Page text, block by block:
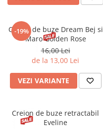
Masca buze
Machiaj Sprancene
Creion sprancene
Fard sprancene
Gel fixare sprancene
Gel/tus sprancene
Vopsea sprancene
Ser sprancene
-19%
Creion de buze Dream Bej si
Maro Golden Rose
16,00 Lei
de la 13,00 Lei
VEZI VARIANTE
Creion de buze retractabil
Eveline